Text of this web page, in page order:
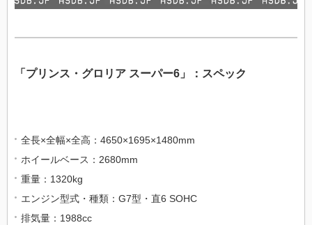
「プリンス・グロリア スーパー6」：スペック
全長×全幅×全高：4650×1695×1480mm
ホイールベース：2680mm
重量：1320kg
エンジン型式・種類：G7型・直6 SOHC
排気量：1988cc